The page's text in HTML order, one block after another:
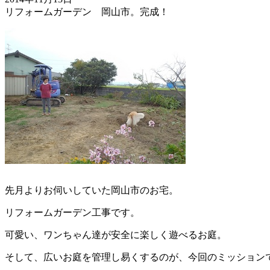
リフォームガーデン 岡山市。完成！
先月よりお伺いしていた岡山市のお宅。
リフォームガーデン工事です。
可愛い、ワンちゃん達が安全に楽しく遊べるお庭。
そして、広いお庭を管理し易くするのが、今回のミッション